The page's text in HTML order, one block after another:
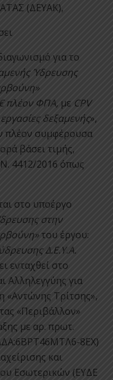
(ΔΕΥΑΚ),
για το
Ύδρευσης
πλέον ΦΠΑ, με CPV
δεξαμενής»,
πλέον συμφέρουσα
βάσει τιμής,
Ν. 4412/2016 όπως
στο υποέργο
στην
του έργου:
Δ.Ε.Υ.Α.
ενταχθεί στο
Αλληλεγγύης για
«Αντώνης Τρίτσης»,
«Περιβάλλον»
με αρ. πρωτ.
8ΕΧ)
και
Εσωτερικών (ΕΥΔΕ